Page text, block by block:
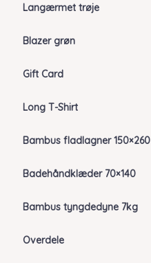
Langærmet trøje
Blazer grøn
Gift Card
Long T-Shirt
Bambus fladlagner 150×260
Badehåndklæder 70×140
Bambus tyngdedyne 7kg
Overdele